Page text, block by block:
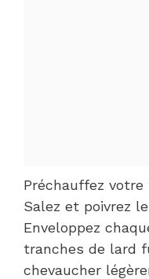
Préchauffez votre
Salez et poivrez
Enveloppez
tranches de lard
chevaucher